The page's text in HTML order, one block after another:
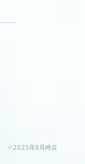
※2025年8月時点